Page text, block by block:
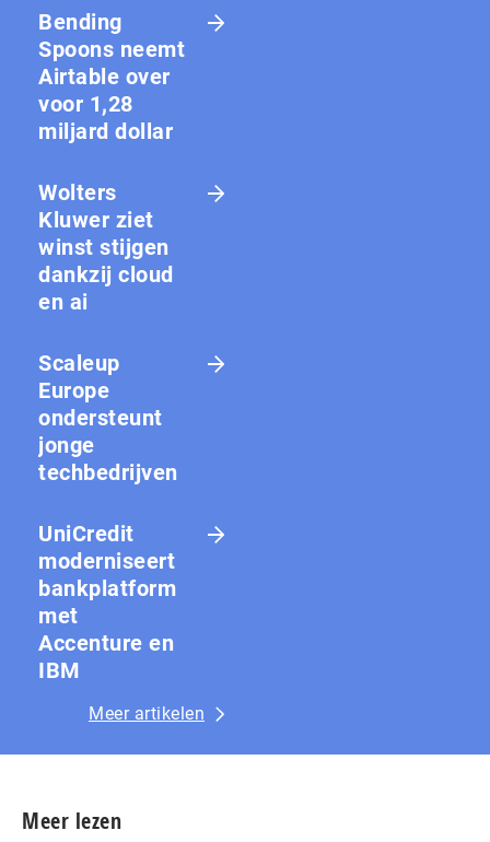
Bending
Spoons neemt
Airtable over
voor 1,28
miljard dollar
Wolters
Kluwer ziet
winst stijgen
dankzij cloud
en ai
Scaleup
Europe
ondersteunt
jonge
techbedrijven
UniCredit
moderniseert
bankplatform
met
Accenture en
IBM
Meer artikelen
Meer lezen